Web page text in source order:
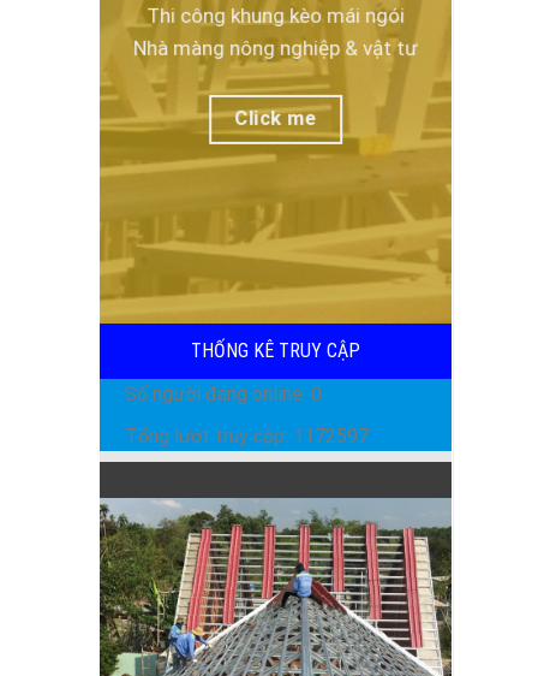
Thi công khung kèo mái ngói
Nhà màng nông nghiệp & vật tư
Click me
THỐNG KÊ TRUY CẬP
Số người đang online: 0
Tổng lượt truy cập: 1172597
Đọc tiếp